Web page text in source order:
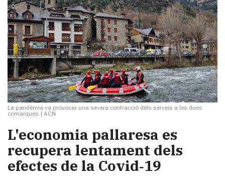
La pandèmia va provocar una severa contracció dels serveis a les dues
comarques | ACN
L'economia pallaresa es
recupera lentament dels
efectes de la Covid‑19